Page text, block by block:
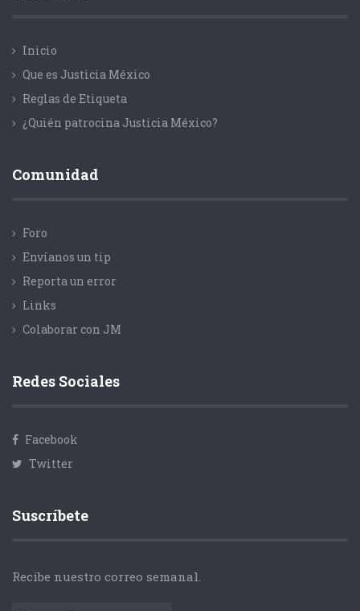
Inicio
Que es Justicia México
Reglas de Etiqueta
¿Quién patrocina Justicia México?
Comunidad
Foro
Envíanos un tip
Reporta un error
Links
Colaborar con JM
Redes Sociales
Facebook
Twitter
Suscríbete
Recibe nuestro correo semanal.